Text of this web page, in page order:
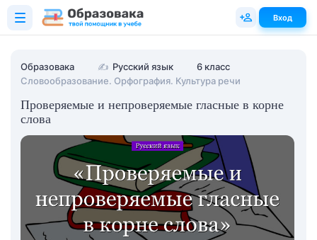
Образовака ✍ Русский язык
6 класс
Словообразование. Орфография. Культура речи
Проверяемые и непроверяемые гласные в корне
слова
Вход